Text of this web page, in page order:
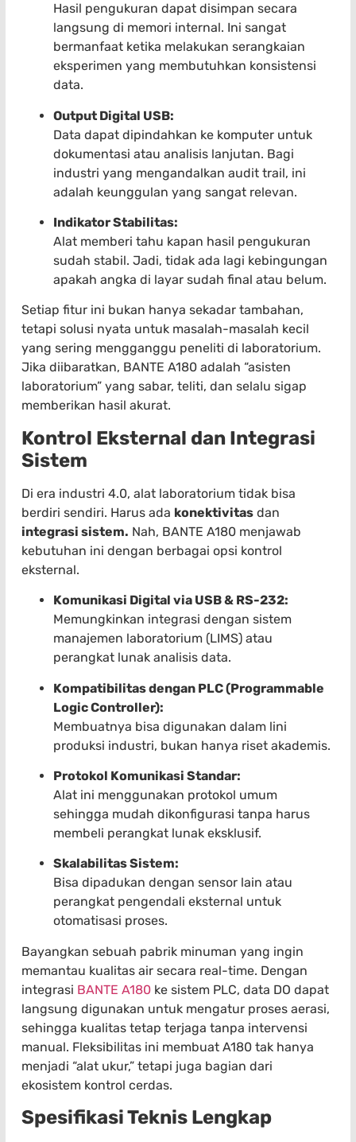
Hasil pengukuran dapat disimpan secara
langsung di memori internal. Ini sangat
bermanfaat ketika melakukan serangkaian
eksperimen yang membutuhkan konsistensi
data.
Output Digital USB:
Data dapat dipindahkan ke komputer untuk
dokumentasi atau analisis lanjutan. Bagi
industri yang mengandalkan audit trail, ini
adalah keunggulan yang sangat relevan.
Indikator Stabilitas:
Alat memberi tahu kapan hasil pengukuran
sudah stabil. Jadi, tidak ada lagi kebingungan
apakah angka di layar sudah final atau belum.
Setiap fitur ini bukan hanya sekadar tambahan,
tetapi solusi nyata untuk masalah-masalah kecil
yang sering mengganggu peneliti di laboratorium.
Jika diibaratkan, BANTE A180 adalah “asisten
laboratorium” yang sabar, teliti, dan selalu sigap
memberikan hasil akurat.
Kontrol Eksternal dan Integrasi
Sistem
Di era industri 4.0, alat laboratorium tidak bisa
berdiri sendiri. Harus ada konektivitas dan
integrasi sistem. Nah, BANTE A180 menjawab
kebutuhan ini dengan berbagai opsi kontrol
eksternal.
Komunikasi Digital via USB & RS-232:
Memungkinkan integrasi dengan sistem
manajemen laboratorium (LIMS) atau
perangkat lunak analisis data.
Kompatibilitas dengan PLC (Programmable
Logic Controller):
Membuatnya bisa digunakan dalam lini
produksi industri, bukan hanya riset akademis.
Protokol Komunikasi Standar:
Alat ini menggunakan protokol umum
sehingga mudah dikonfigurasi tanpa harus
membeli perangkat lunak eksklusif.
Skalabilitas Sistem:
Bisa dipadukan dengan sensor lain atau
perangkat pengendali eksternal untuk
otomatisasi proses.
Bayangkan sebuah pabrik minuman yang ingin
memantau kualitas air secara real-time. Dengan
integrasi BANTE A180 ke sistem PLC, data DO dapat
langsung digunakan untuk mengatur proses aerasi,
sehingga kualitas tetap terjaga tanpa intervensi
manual. Fleksibilitas ini membuat A180 tak hanya
menjadi “alat ukur,” tetapi juga bagian dari
ekosistem kontrol cerdas.
Spesifikasi Teknis Lengkap